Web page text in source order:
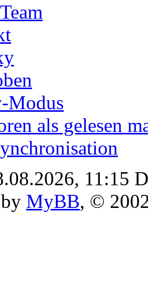
Modus
als gelesen
11:15
MyBB, ©